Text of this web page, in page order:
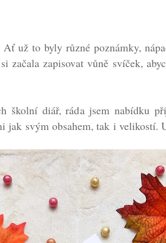
už to byly různé poznámky,
začala zapisovat vůně svíček,
školní diář, ráda jsem nabídku
jak svým obsahem, tak i